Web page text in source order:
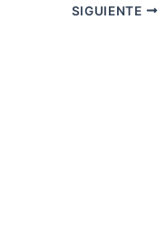
SIGUIENTE